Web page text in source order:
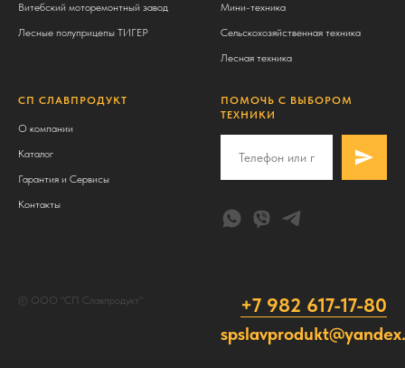
Витебский моторемонтный завод
Лесные полуприцепы ТИГЕР
Мини-техника
Сельскохозяйственная техника
Лесная техника
СП СЛАВПРОДУКТ
О компании
Каталог
Гарантия и Сервисы
Контакты
ПОМОЧЬ С ВЫБОРОМ
ТЕХНИКИ
© ООО "СП Славпродукт" +7 982 617-17-80